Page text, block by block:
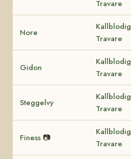
Travare
Nore
Kallblodig
Travare
Gidon
Kallblodig
Travare
Steggelvy
Kallblodig
Travare
Finess 📷
Kallblodig
Travare